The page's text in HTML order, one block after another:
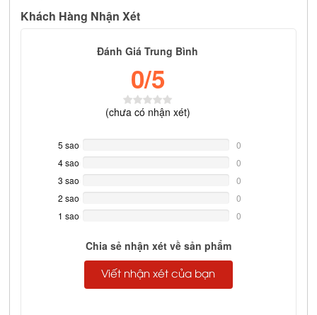
Khách Hàng Nhận Xét
Đánh Giá Trung Bình
0/5
(chưa có nhận xét)
5 sao
Complete
0
4 sao
Complete
0
3 sao
Complete
0
2 sao
Complete
0
1 sao
0
Chia sẻ nhận xét về sản phẩm
Viết nhận xét của bạn